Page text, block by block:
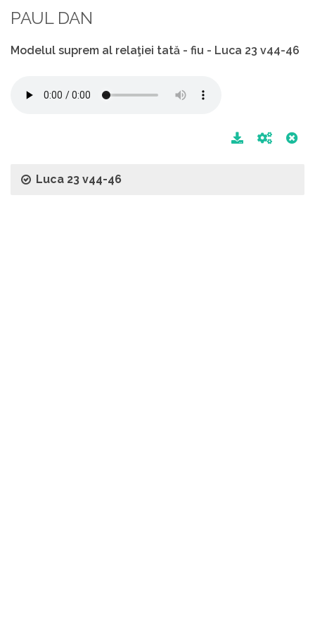
PAUL DAN
Modelul suprem al relaţiei tată - fiu - Luca 23 v44-46
Luca 23 v44-46